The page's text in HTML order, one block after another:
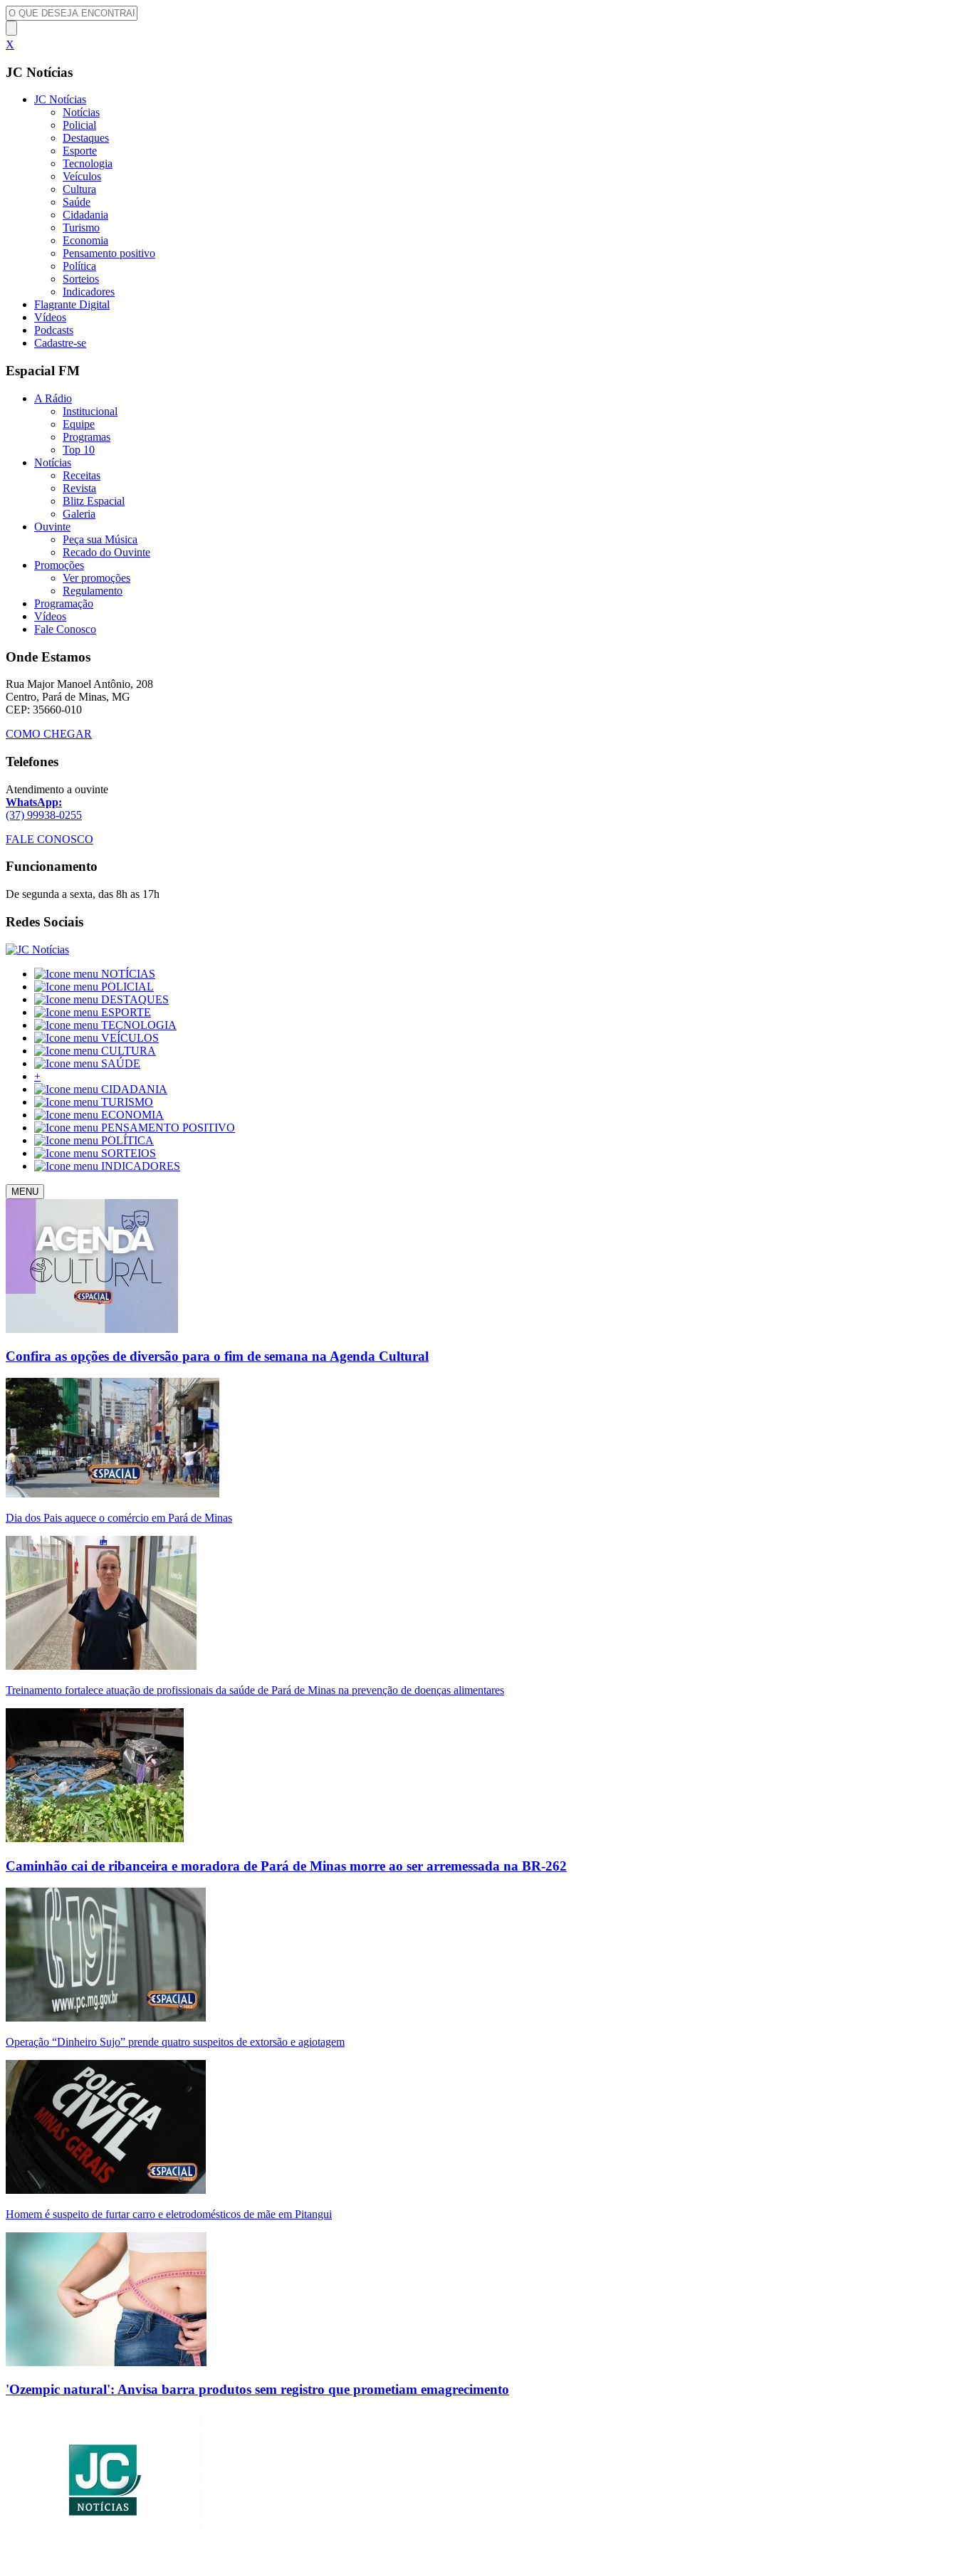
X
JC Notícias
JC Notícias
Notícias
Policial
Destaques
Esporte
Tecnologia
Veículos
Cultura
Saúde
Cidadania
Turismo
Economia
Pensamento positivo
Política
Sorteios
Indicadores
Flagrante Digital
Vídeos
Podcasts
Cadastre-se
Espacial FM
A Rádio
Institucional
Equipe
Programas
Top 10
Notícias
Receitas
Revista
Blitz Espacial
Galeria
Ouvinte
Peça sua Música
Recado do Ouvinte
Promoções
Ver promoções
Regulamento
Programação
Vídeos
Fale Conosco
Onde Estamos
Rua Major Manoel Antônio, 208
Centro, Pará de Minas, MG
CEP: 35660-010
COMO CHEGAR
Telefones
Atendimento a ouvinte
WhatsApp:
(37) 99938-0255
FALE CONOSCO
Funcionamento
De segunda a sexta, das 8h as 17h
Redes Sociais
NOTÍCIAS
POLICIAL
DESTAQUES
ESPORTE
TECNOLOGIA
VEÍCULOS
CULTURA
SAÚDE
+
CIDADANIA
TURISMO
ECONOMIA
PENSAMENTO POSITIVO
POLÍTICA
SORTEIOS
INDICADORES
MENU
Confira as opções de diversão para o fim de semana na Agenda Cultural
Dia dos Pais aquece o comércio em Pará de Minas
Treinamento fortalece atuação de profissionais da saúde de Pará de Minas na prevenção de doenças alimentares
Caminhão cai de ribanceira e moradora de Pará de Minas morre ao ser arremessada na BR-262
Operação “Dinheiro Sujo” prende quatro suspeitos de extorsão e agiotagem
Homem é suspeito de furtar carro e eletrodomésticos de mãe em Pitangui
'Ozempic natural': Anvisa barra produtos sem registro que prometiam emagrecimento